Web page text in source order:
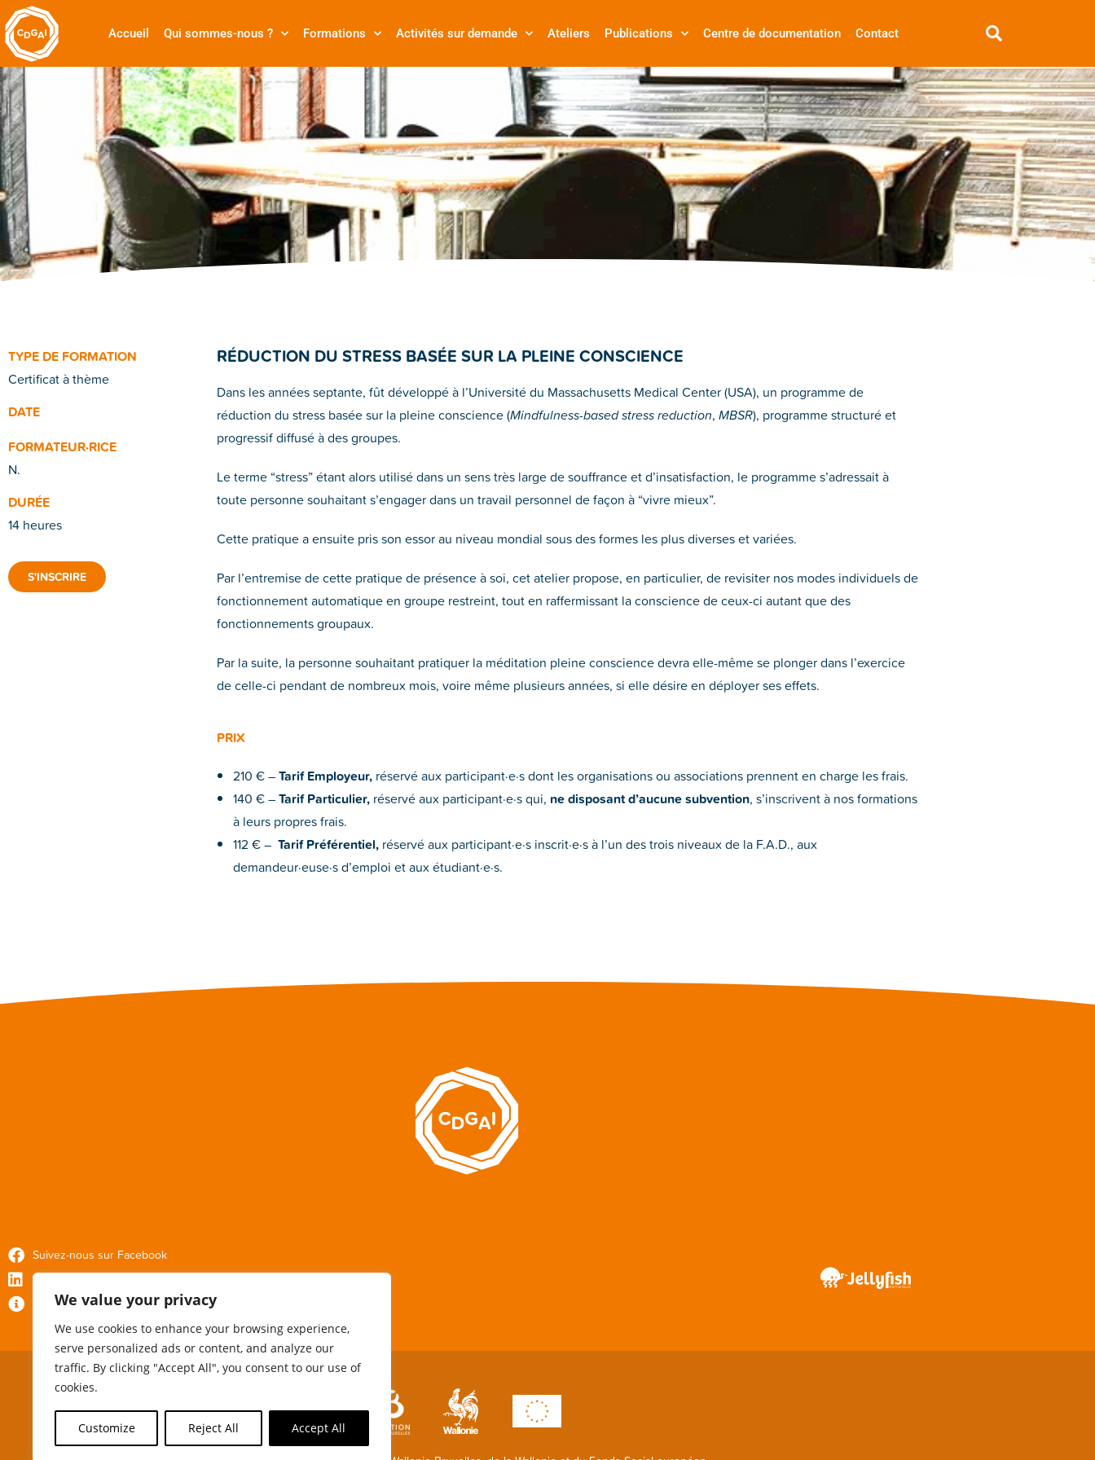
We value your privacy
We use cookies to enhance your browsing experience,
serve personalized ads or content, and analyze our
traffic. By clicking "Accept All", you consent to our use of
cookies.
Customize Reject All Accept All
Accueil Qui sommes-nous ? Formations Activités sur demande Ateliers Publications Centre de documentation Contact
TYPE DE FORMATION
Certificat à thème
DATE
FORMATEUR·RICE
N.
DURÉE
14 heures
S'INSCRIRE
RÉDUCTION DU STRESS BASÉE SUR LA PLEINE CONSCIENCE
Dans les années septante, fût développé à l’Université du Massachusetts Medical Center (USA), un programme de
réduction du stress basée sur la pleine conscience (Mindfulness-based stress reduction, MBSR), programme structuré et
progressif diffusé à des groupes.
Le terme “stress” étant alors utilisé dans un sens très large de souffrance et d’insatisfaction, le programme s’adressait à
toute personne souhaitant s’engager dans un travail personnel de façon à “vivre mieux”.
Cette pratique a ensuite pris son essor au niveau mondial sous des formes les plus diverses et variées.
Par l’entremise de cette pratique de présence à soi, cet atelier propose, en particulier, de revisiter nos modes individuels de
fonctionnement automatique en groupe restreint, tout en raffermissant la conscience de ceux-ci autant que des
fonctionnements groupaux.
Par la suite, la personne souhaitant pratiquer la méditation pleine conscience devra elle-même se plonger dans l’exercice
de celle-ci pendant de nombreux mois, voire même plusieurs années, si elle désire en déployer ses effets.
PRIX
210 € –Tarif Employeur,réservé aux participant·e·s dont les organisations ou associations prennent en charge les frais.
140 € –Tarif Particulier,réservé aux participant·e·s qui, ne disposant d’aucune subvention, s’inscrivent à nos formations
à leurs propres frais.
112 € – Tarif Préférentiel,réservé aux participant·e·s inscrit·e·s à l’un des trois niveaux de la F.A.D., aux
demandeur·euse·s d’emploi et aux étudiant·e·s.
Suivez-nous sur Facebook
Suivez-nous sur Linkedin
Politique de confidentialité